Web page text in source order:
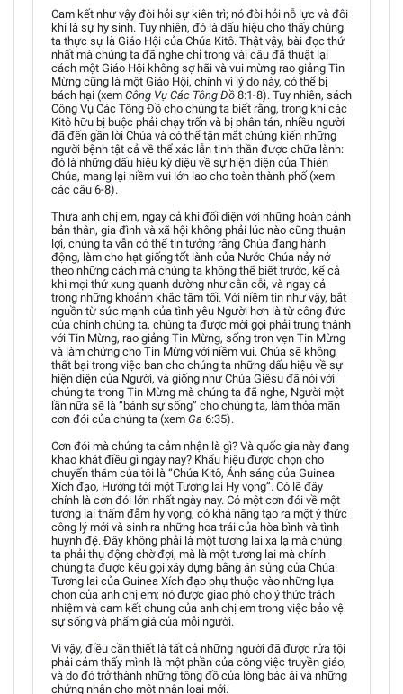
Cam kết như vậy đòi hỏi sự kiên trì; nó đòi hỏi nỗ lực và đôi
khi là sự hy sinh. Tuy nhiên, đó là dấu hiệu cho thấy chúng
ta thực sự là Giáo Hội của Chúa Kitô. Thật vậy, bài đọc thứ
nhất mà chúng ta đã nghe chỉ trong vài câu đã thuật lại
cách một Giáo Hội không sợ hãi và vui mừng rao giảng Tin
Mừng cũng là một Giáo Hội, chính vì lý do này, có thể bị
bách hại (xem Công Vụ Các Tông Đồ 8:1-8). Tuy nhiên, sách
Công Vụ Các Tông Đồ cho chúng ta biết rằng, trong khi các
Kitô hữu bị buộc phải chạy trốn và bị phân tán, nhiều người
đã đến gần lời Chúa và có thể tận mắt chứng kiến những
người bệnh tật cả về thể xác lẫn tinh thần được chữa lành:
đó là những dấu hiệu kỳ diệu về sự hiện diện của Thiên
Chúa, mang lại niềm vui lớn lao cho toàn thành phố (xem
các câu 6-8).
Thưa anh chị em, ngay cả khi đối diện với những hoàn cảnh
bản thân, gia đình và xã hội không phải lúc nào cũng thuận
lợi, chúng ta vẫn có thể tin tưởng rằng Chúa đang hành
động, làm cho hạt giống tốt lành của Nước Chúa nảy nở
theo những cách mà chúng ta không thể biết trước, kể cả
khi mọi thứ xung quanh dường như cằn cỗi, và ngay cả
trong những khoảnh khắc tăm tối. Với niềm tin như vậy, bắt
nguồn từ sức mạnh của tình yêu Người hơn là từ công đức
của chính chúng ta, chúng ta được mời gọi phải trung thành
với Tin Mừng, rao giảng Tin Mừng, sống trọn vẹn Tin Mừng
và làm chứng cho Tin Mừng với niềm vui. Chúa sẽ không
thất bại trong việc ban cho chúng ta những dấu hiệu về sự
hiện diện của Người, và giống như Chúa Giêsu đã nói với
chúng ta trong Tin Mừng mà chúng ta đã nghe, Người một
lần nữa sẽ là “bánh sự sống” cho chúng ta, làm thỏa mãn
cơn đói của chúng ta (xem Ga 6:35).
Cơn đói mà chúng ta cảm nhận là gì? Và quốc gia này đang
khao khát điều gì ngày nay? Khẩu hiệu được chọn cho
chuyến thăm của tôi là “Chúa Kitô, Ánh sáng của Guinea
Xích đạo, Hướng tới một Tương lai Hy vọng”. Có lẽ đây
chính là cơn đói lớn nhất ngày nay. Có một cơn đói về một
tương lai thấm đẫm hy vọng, có khả năng tạo ra một ý thức
công lý mới và sinh ra những hoa trái của hòa bình và tình
huynh đệ. Đây không phải là một tương lai xa lạ mà chúng
ta phải thụ động chờ đợi, mà là một tương lai mà chính
chúng ta được kêu gọi xây dựng bằng ân sủng của Chúa.
Tương lai của Guinea Xích đạo phụ thuộc vào những lựa
chọn của anh chị em; nó được giao phó cho ý thức trách
nhiệm và cam kết chung của anh chị em trong việc bảo vệ
sự sống và phẩm giá của mỗi người.
Vì vậy, điều cần thiết là tất cả những người đã được rửa tội
phải cảm thấy mình là một phần của công việc truyền giáo,
và do đó trở thành những tông đồ của lòng bác ái và những
chứng nhân cho một nhân loại mới.